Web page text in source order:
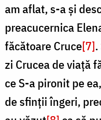
am aflat, s-a și
preacucernica
făcătoare Cruce[7]
zi Crucea de viață
ce S-a pironit pe
de sfinții îngeri,